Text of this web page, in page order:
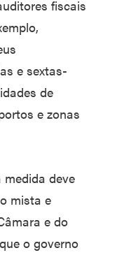
fiscais
e sextas-
de
e zonas
medida deve
mista e
e do
o governo